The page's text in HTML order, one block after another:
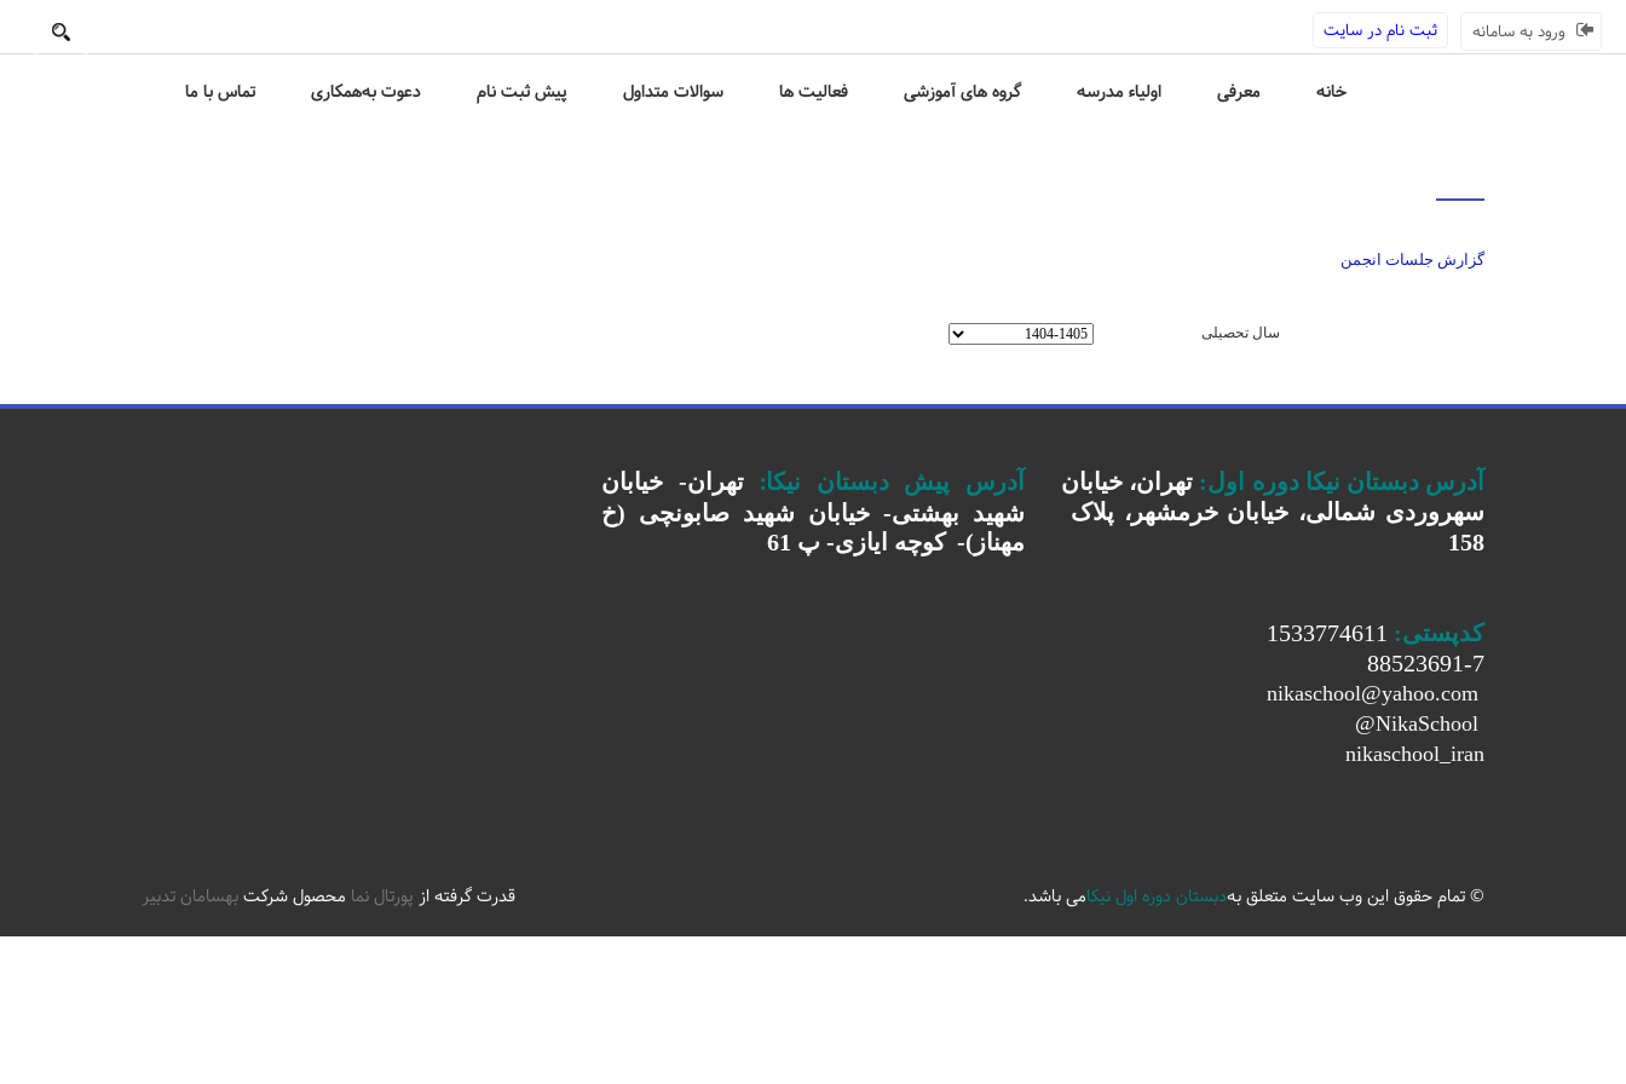
ورود به سامانه ثبت نام در سایت
خانه معرفی اولیاء مدرسه گروه های آموزشی فعالیت ها سوالات متداول پیش ثبت نام دعوت به‌همکاری تماس با ما
گزارش جلسات انجمن
سال تحصیلی
آدرس دبستان نیکا دوره اول: تهران، خیابان
سهروردی شمالی، خیابان خرمشهر، پلاک
158
کدپستی:
88523691-7
nikaschool@yahoo.com
NikaSchool
@
nikaschool_iran
آدرس پیش دبستان نیکا:
تهران- خیابان
شهید بهشتی- خیابان شهید صابونچی (خ
مهناز)- کوچه ایازی- پ 61
© تمام حقوق این وب سایت متعلق بهدبستان دوره اول نیکامی باشد. قدرت گرفته از پورتال نما محصول شرکتبهسامان تدبیر